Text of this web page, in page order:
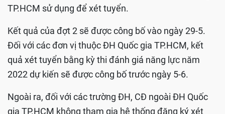
TP.HCM sử dụng để xét tuyển.
Kết quả của đợt 2 sẽ được công bố vào ngày 29-5.
Đối với các đơn vị thuộc ĐH Quốc gia TP.HCM, kết
quả xét tuyển bằng kỳ thi đánh giá năng lực năm
2022 dự kiến sẽ được công bố trước ngày 5-6.
Ngoài ra, đối với các trường ĐH, CĐ ngoài ĐH Quốc
gia TP.HCM không tham gia hệ thống đăng ký xét